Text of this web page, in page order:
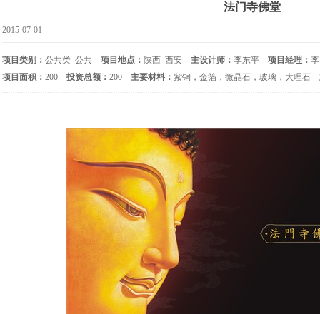
法门寺佛堂
2015-07-01
项目类别： 公共类 公共 项目地点： 陕西 西安 主设计师： 李东平 项目经理：
项目面积： 200 投资总额： 200 主要材料： 紫铜，金箔，微晶石，玻璃，大理石